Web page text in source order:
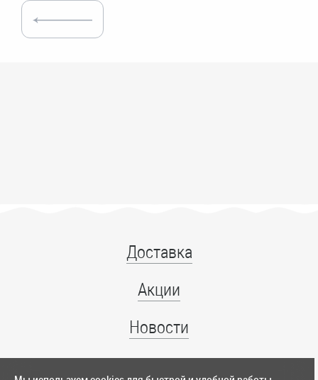
Доставка
Акции
Новости